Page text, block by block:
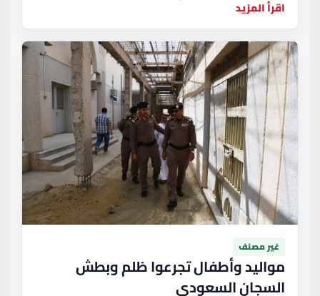
اقرأ المزيد
غير مصنف
مواليد وأطفال تجرعوا ظلم وبطش
السجان السعودي